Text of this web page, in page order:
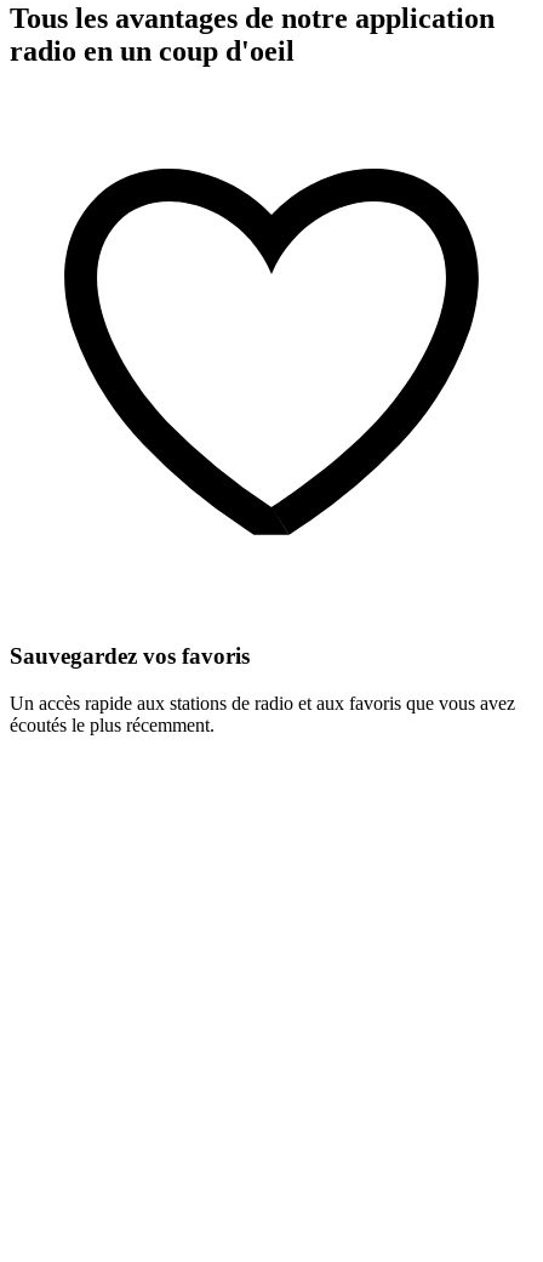
Tous les avantages de notre application
radio en un coup d'oeil
Sauvegardez vos favoris
Un accès rapide aux stations de radio et aux favoris que vous avez
écoutés le plus récemment.